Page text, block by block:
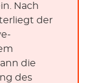
Nach
der
die
des